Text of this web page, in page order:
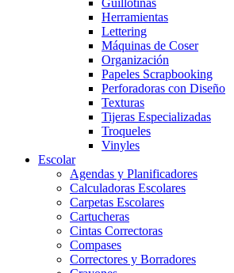
Guillotinas
Herramientas
Lettering
Máquinas de Coser
Organización
Papeles Scrapbooking
Perforadoras con Diseño
Texturas
Tijeras Especializadas
Troqueles
Vinyles
Escolar
Agendas y Planificadores
Calculadoras Escolares
Carpetas Escolares
Cartucheras
Cintas Correctoras
Compases
Correctores y Borradores